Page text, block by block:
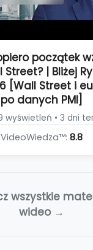
początek
Street? | Bliżej
[Wall Street i
po danych PMI]
wyświetleń • 3 dni
VideoWiedza™: 8.8
wszystkie
wideo →